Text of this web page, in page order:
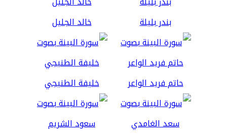
بندر بليلة خالد الجليل
حاتم فريد الواعر خليفة الطنيجي